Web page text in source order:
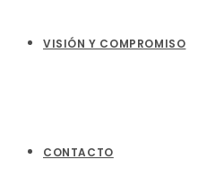
VISIÓN Y COMPROMISO
CONTACTO